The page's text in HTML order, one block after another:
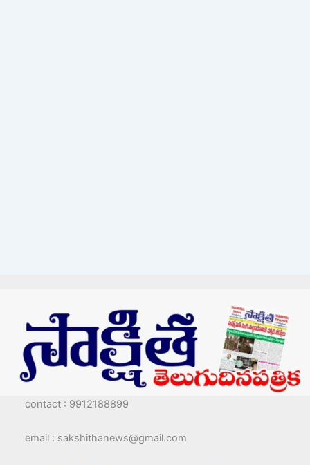
contact : 9912188899
email : sakshithanews@gmail.com